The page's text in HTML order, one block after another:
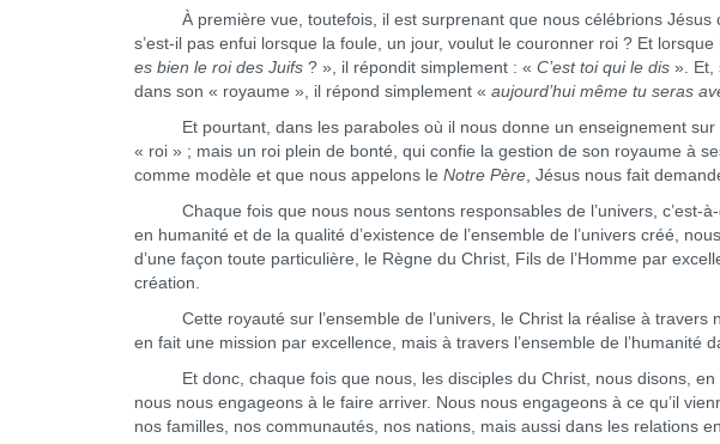
À première vue, toutefois, il est surprenant que nous célébrions Jésus
s’est-il pas enfui lorsque la foule, un jour, voulut le couronner roi ? Et
es bien le roi des Juifs ? », il répondit simplement : « C’est toi qui le dis ». Et,
dans son « royaume », il répond simplement « aujourd’hui même tu seras
Et pourtant, dans les paraboles où il nous donne un enseignement sur
« roi » ; mais un roi plein de bonté, qui confie la gestion de son royaume à
comme modèle et que nous appelons le Notre Père, Jésus nous fait
Chaque fois que nous nous sentons responsables de l’univers, c’est-
en humanité et de la qualité d’existence de l’ensemble de l’univers créé,
d’une façon toute particulière, le Règne du Christ, Fils de l’Homme par
création.
Cette royauté sur l’ensemble de l’univers, le Christ la réalise à travers
en fait une mission par excellence, mais à travers l’ensemble de l’humanité
Et donc, chaque fois que nous, les disciples du Christ, nous disons, en
nous nous engageons à le faire arriver. Nous nous engageons à ce qu’il
nos familles, nos communautés, nos nations, mais aussi dans les relations